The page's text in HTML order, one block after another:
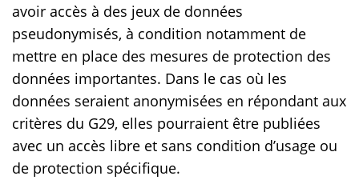
avoir accès à des jeux de données
pseudonymisés, à condition notamment de
mettre en place des mesures de protection des
données importantes. Dans le cas où les
données seraient anonymisées en répondant aux
critères du G29, elles pourraient être publiées
avec un accès libre et sans condition d’usage ou
de protection spécifique.